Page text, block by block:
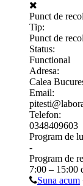
Punct de
Tip:
Punct de
Status:
Functional
Adresa:
Calea
Email:
Telefon:
0348409603
Program de
-
Program de
7:00 – 15:00
Suna acum